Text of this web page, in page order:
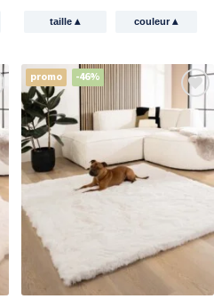
taille▴ couleur▴
promo -46%